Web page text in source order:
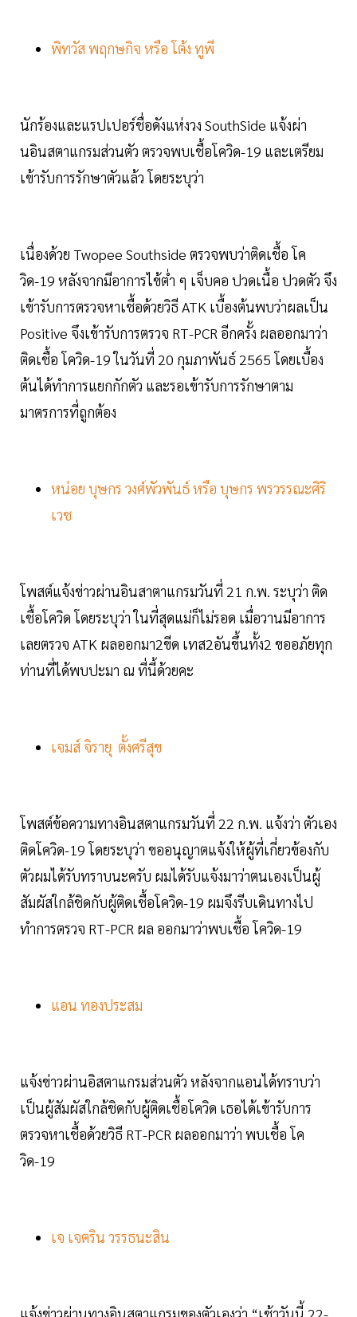
พิทวัส พฤกษกิจ หรือ โต้ง ทูพี
นักร้องและแรปเปอร์ชื่อดังแห่งวง SouthSide แจ้งผ่า
นอินสตาแกรมส่วนตัว ตรวจพบเชื้อโควิด-19 และเตรียม
เข้ารับการรักษาตัวแล้ว โดยระบุว่า
เนื่องด้วย Twopee Southside ตรวจพบว่าติดเชื้อ โค
วิด-19 หลังจากมีอาการไข้ต่ำ ๆ เจ็บคอ ปวดเนื้อ ปวดตัว จึง
เข้ารับการตรวจหาเชื้อด้วยวิธี ATK เบื้องต้นพบว่าผลเป็น
Positive จึงเข้ารับการตรวจ RT-PCR อีกครั้ง ผลออกมาว่า
ติดเชื้อ โควิด-19 ในวันที่ 20 กุมภาพันธ์ 2565 โดยเบื้อง
ต้นได้ทำการแยกกักตัว และรอเข้ารับการรักษาตาม
มาตรการที่ถูกต้อง
หน่อย บุษกร วงศ์พัวพันธ์ หรือ บุษกร พรวรรณะศิริ
เวช
โพสต์แจ้งข่าวผ่านอินสาตาแกรมวันที่ 21 ก.พ. ระบุว่า ติด
เชื้อโควิด โดยระบุว่า ในที่สุดแม่ก็ไม่รอด เมื่อวานมีอาการ
เลยตรวจ ATK ผลออกมา2ขีด เทส2อันขึ้นทั้ง2 ขออภัยทุก
ท่านที่ได้พบปะมา ณ ที่นี้ด้วยคะ
เจมส์ จิรายุ ตั้งศรีสุข
โพสต์ข้อความทางอินสตาแกรมวันที่ 22 ก.พ. แจ้งว่า ตัวเอง
ติดโควิด-19 โดยระบุว่า ขออนุญาตแจ้งให้ผู้ที่เกี่ยวข้องกับ
ตัวผมได้รับทราบนะครับ ผมได้รับแจ้งมาว่าตนเองเป็นผู้
สัมผัสใกล้ชิดกับผู้ติดเชื้อโควิด-19 ผมจึงรีบเดินทางไป
ทำการตรวจ RT-PCR ผล ออกมาว่าพบเชื้อ โควิด-19
แอน ทองประสม
แจ้งข่าวผ่านอิสตาแกรมส่วนตัว หลังจากแอนได้ทราบว่า
เป็นผู้สัมผัสใกล้ชิดกับผู้ติดเชื้อโควิด เธอได้เข้ารับการ
ตรวจหาเชื้อด้วยวิธี RT-PCR ผลออกมาว่า พบเชื้อ โค
วิด-19
เจ เจตริน วรรธนะสิน